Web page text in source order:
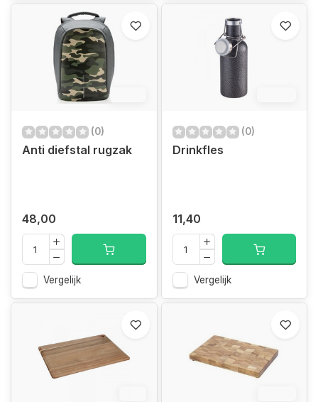
(0)
Anti diefstal rugzak
48,00
Vergelijk
(0)
Drinkfles
11,40
Vergelijk